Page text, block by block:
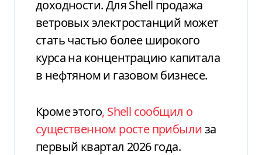
доходности. Для Shell продажа
ветровых электростанций может
стать частью более широкого
курса на концентрацию капитала
в нефтяном и газовом бизнесе.
Кроме этого, Shell сообщил о
существенном росте прибылиза
первый квартал 2026 года.